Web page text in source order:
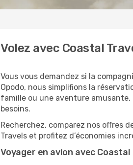
Volez avec Coastal
Vous vous demandez si la
Opodo, nous simplifions la
famille ou une aventure amusante,
besoins.
Recherchez, comparez nos offres
Travels et profitez d’économies
Voyager en avion avec